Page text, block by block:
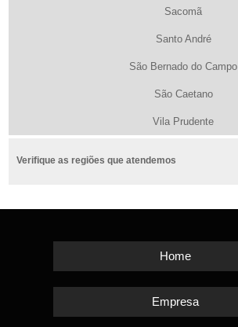
Sacomã
Santo André
São Bernado do Campo
São Caetano
Vila Prudente
Verifique as regiões que atendemos
Home
Empresa